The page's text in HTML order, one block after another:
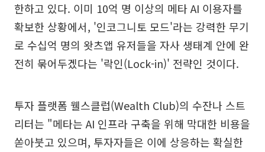
한하고 있다. 이미 10억 명 이상의 메타 AI 이용자를
확보한 상황에서, '인코그니토 모드'라는 강력한 무기
로 수십억 명의 왓츠앱 유저들을 자사 생태계 안에 완
전히 묶어두겠다는 '락인(Lock-in)' 전략인 것이다.
투자 플랫폼 웰스클럽(Wealth Club)의 수잔나 스트
리터는 "메타는 AI 인프라 구축을 위해 막대한 비용을
쏟아붓고 있으며, 투자자들은 이에 상응하는 확실한